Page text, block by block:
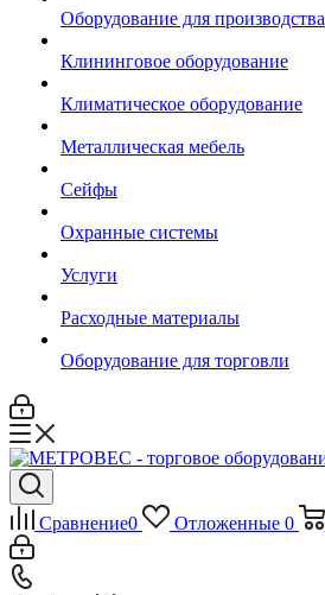
Оборудование для производства
Клининговое оборудование
Климатическое оборудование
Металлическая мебель
Сейфы
Охранные системы
Услуги
Расходные материалы
Оборудование для торговли
Сравнение0 Отложенные 0